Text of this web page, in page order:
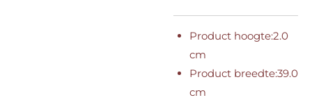
Product hoogte:2.0
cm
Product breedte:39.0
cm